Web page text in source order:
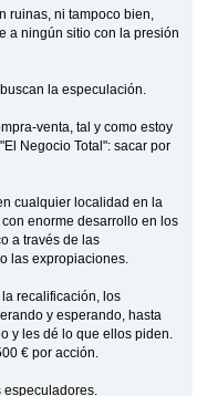
ruinas, ni tampoco bien,
a ningún sitio con la presión
la especulación.
venta, tal y como estoy
Negocio Total": sacar por
cualquier localidad en la
enorme desarrollo en los
a través de las
las expropiaciones.
recalificación, los
y esperando, hasta
y les dé lo que ellos piden.
€ por acción.